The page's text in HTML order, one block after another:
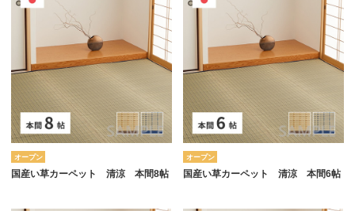
オープン
国産い草カーペット 清涼 本間8帖
オープン
国産い草カーペット 清涼 本間6帖